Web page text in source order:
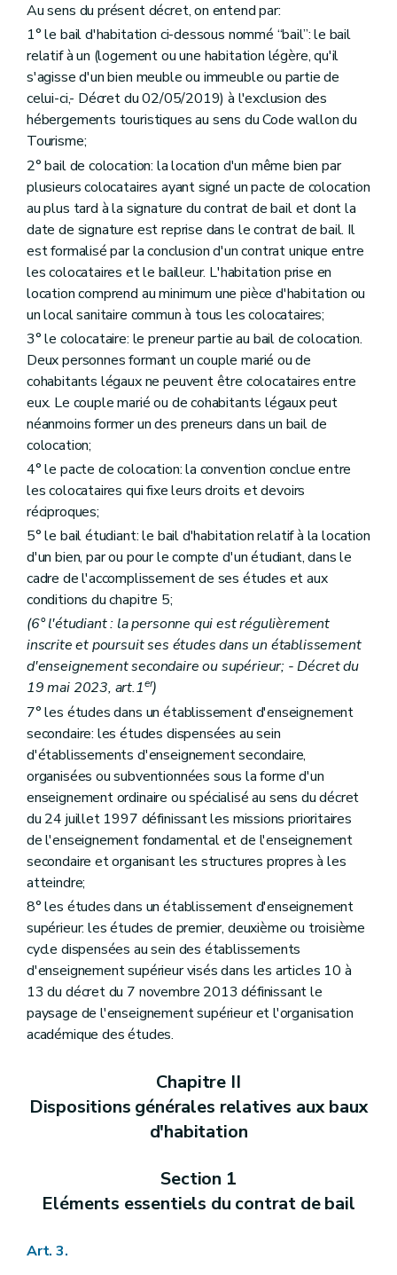
Art. 31
Art. 32
Art. 33
Art. 34
Art. 35
Art. 36
Art. 37
Art. 38
Art. 39
Section 9 Transmission de l'habitation louée
Art. 40
Art. 41
Art. 42
Art. 43
Art. 44
Art. 45
Section 10 Décès du preneur
Art. 46
Section 11 Sous-location
Art. 47
Art. 48
Section 12 Cession de bail
Art. 49
Section 13 Du bail à rénovation
Art. 50
Section 14 Baux des biens des mineurs
Art. 51
Section 15 « Résolution des conflits »(D. du 02/05/2019, art. 15)
Art. 51/1
Chapitre III Dispositions particulières relatives aux baux relatifs à la résidence principale du preneur
Section 1
Art. 52
Section 2 Obligation d'enregistrement du contrat de bail
Art. 53
Art. 54
Section 3 Durée du bail
Art. 55
Section 4
Prorogation pour circonstances exceptionnelles
Art. 56
Section 5 Indexation
Art. 57
Section 6
Révision du loyer et des charges
Art. 58
Section 7 Précompte immobilier
Art. 59
Section 8 Sous location
Art. 60
Art. 61
Section 9 Garantie
Art. 62
Section 10 Transmission de l'habitation louée
Art. 63
Section 11
Art. 64
Chapitre IV Dispositions particulières relatives au bail de colocation
Art. 65
Art. 66
Art. 67
Art. 68
Art. 69
Art. 70
Art. 71
Art. 75
Dispositions particulières relatives au bail étudiant
Art. 79
Art. 80
Art. 82
Art. 82/1
Au sens du présent décret, on entend par:
1° le bail d'habitation ci-dessous nommé “bail”: le bail
relatif à un (logement ou une habitation légère, qu'il
s'agisse d'un bien meuble ou immeuble ou partie de
celui-ci,- Décret du 02/05/2019) à l'exclusion des
hébergements touristiques au sens du Code wallon du
Tourisme;
2° bail de colocation: la location d'un même bien par
plusieurs colocataires ayant signé un pacte de colocation
au plus tard à la signature du contrat de bail et dont la
date de signature est reprise dans le contrat de bail. Il
est formalisé par la conclusion d'un contrat unique entre
les colocataires et le bailleur. L'habitation prise en
location comprend au minimum une pièce d'habitation ou
un local sanitaire commun à tous les colocataires;
3° le colocataire: le preneur partie au bail de colocation.
Deux personnes formant un couple marié ou de
cohabitants légaux ne peuvent être colocataires entre
eux. Le couple marié ou de cohabitants légaux peut
néanmoins former un des preneurs dans un bail de
colocation;
4° le pacte de colocation: la convention conclue entre
les colocataires qui fixe leurs droits et devoirs
réciproques;
5° le bail étudiant: le bail d'habitation relatif à la location
d'un bien, par ou pour le compte d'un étudiant, dans le
cadre de l'accomplissement de ses études et aux
conditions du chapitre 5;
(6° l'étudiant : la personne qui est régulièrement
inscrite et poursuit ses études dans un établissement
d'enseignement secondaire ou supérieur; - Décret du
19 mai 2023, art.1er)
7° les études dans un établissement d'enseignement
secondaire: les études dispensées au sein
d'établissements d'enseignement secondaire,
organisées ou subventionnées sous la forme d'un
enseignement ordinaire ou spécialisé au sens du décret
du 24 juillet 1997 définissant les missions prioritaires
de l'enseignement fondamental et de l'enseignement
secondaire et organisant les structures propres à les
atteindre;
8° les études dans un établissement d'enseignement
supérieur: les études de premier, deuxième ou troisième
cycle dispensées au sein des établissements
d'enseignement supérieur visés dans les articles 10 à
13 du décret du 7 novembre 2013 définissant le
paysage de l'enseignement supérieur et l'organisation
académique des études.
Chapitre II
Dispositions générales relatives aux baux
d'habitation
Section 1
Eléments essentiels du contrat de bail
Art. 3.